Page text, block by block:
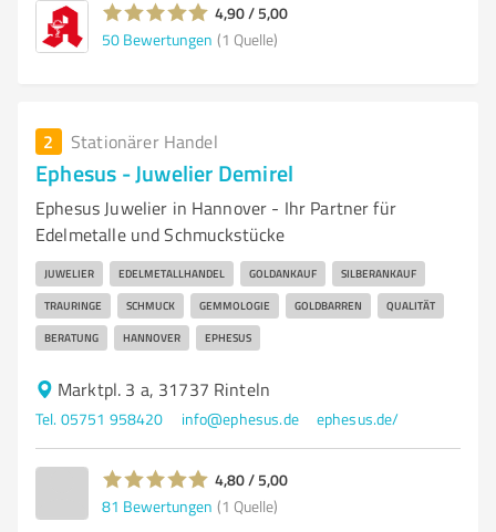
4,90 / 5,00
50 Bewertungen (1 Quelle)
2 Stationärer Handel
Ephesus - Juwelier Demirel
Ephesus Juwelier in Hannover - Ihr Partner für
Edelmetalle und Schmuckstücke
JUWELIER EDELMETALLHANDEL GOLDANKAUF SILBERANKAUF
TRAURINGE SCHMUCK GEMMOLOGIE GOLDBARREN QUALITÄT
BERATUNG HANNOVER EPHESUS
Marktpl. 3 a, 31737 Rinteln
Tel. 05751 958420 info@ephesus.de ephesus.de/
4,80 / 5,00
81 Bewertungen (1 Quelle)